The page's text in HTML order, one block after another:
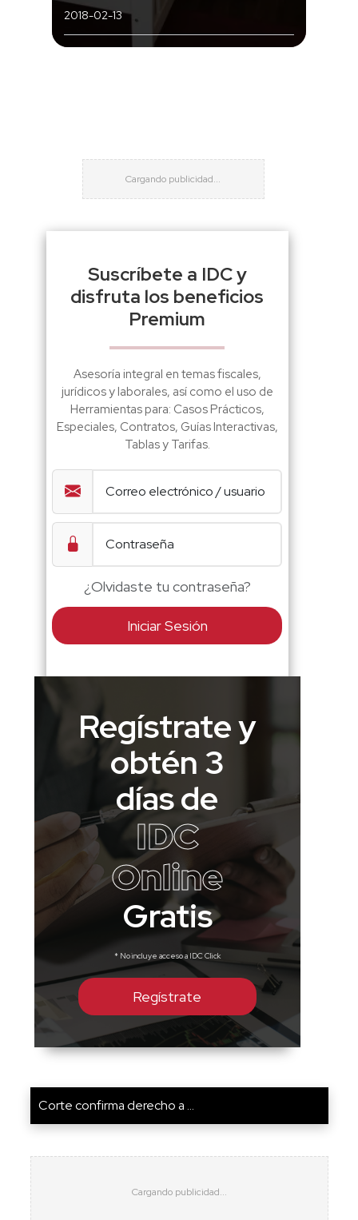
2018-02-13
Suscríbete a IDC y
disfruta los beneficios
Premium
Asesoría integral en temas fiscales,
jurídicos y laborales, así como el uso de
Herramientas para: Casos Prácticos,
Especiales, Contratos, Guías Interactivas,
Tablas y Tarifas.
¿Olvidaste tu contraseña?
Iniciar Sesión
Regístrate y
obtén 3
días de
IDC
Online
Gratis
* No incluye acceso a IDC Click
Regístrate
Corte confirma derecho a ...